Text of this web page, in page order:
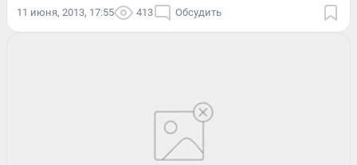
11 июня, 2013, 17:55 413 Обсудить